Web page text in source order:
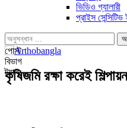
ভিডিও গ্যালারী
প্রাইস
পোস্ট
বিভাগ
ট্যাগ
কৃষিজমি রক্ষা করেই